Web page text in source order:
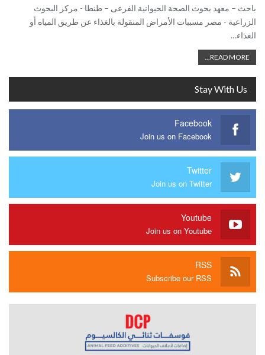
باحث – معهد بحوث الصحة الحيوانية الفرعى – طنطا - مركز البحوث
الزراعية - مصر مسببات الأمراض المنقولة بالغذاء عن طريق المياه أو
الغذاء…
READ MORE...
Stay With Us
Facebook
Join us on Facebook
Twitter
Join us on Twitter
Youtube
Join us on Youtube
RSS
Subscribe our RSS